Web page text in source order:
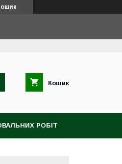
Кошик
РОБІТ